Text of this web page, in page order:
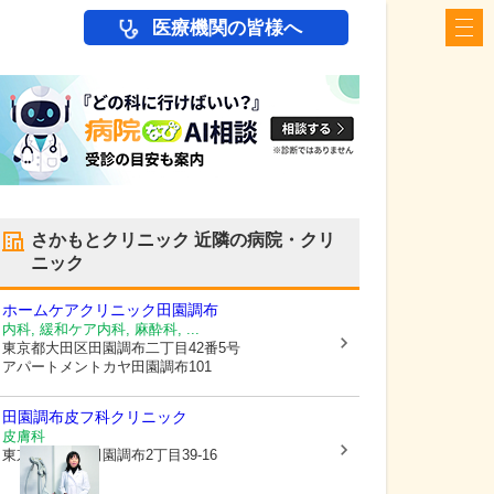
医療機関の皆様へ
さかもとクリニック 近隣の病院・クリ
ニック
ホームケアクリニック田園調布
内科, 緩和ケア内科, 麻酔科, ...
東京都大田区田園調布二丁目42番5号
アパートメントカヤ田園調布101
田園調布皮フ科クリニック
皮膚科
東京都大田区
田園調布2丁目39-16